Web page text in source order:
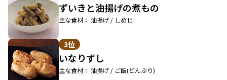
ずいきと油揚げの煮もの
主な食材： 油揚げ / しめじ
3位
いなりずし
主な食材： 油揚げ / ご飯(どんぶり)